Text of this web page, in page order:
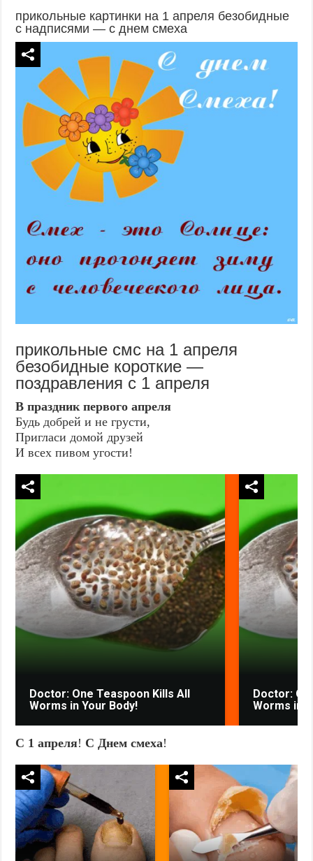
прикольные картинки на 1 апреля безобидные
с надписями — с днем смеха
прикольные смс на 1 апреля
безобидные короткие —
поздравления с 1 апреля
В праздник первого апреля
Будь добрей и не грусти,
Пригласи домой друзей
И всех пивом угости!
Doctor: One Teaspoon Kills All
Worms in Your Body!
Doctor:
Worms in
С 1 апреля! С Днем смеха!